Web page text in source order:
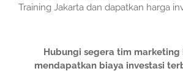
Training Jakarta dan dapatkan harga
Hubungi segera tim marketing
mendapatkan biaya investasi